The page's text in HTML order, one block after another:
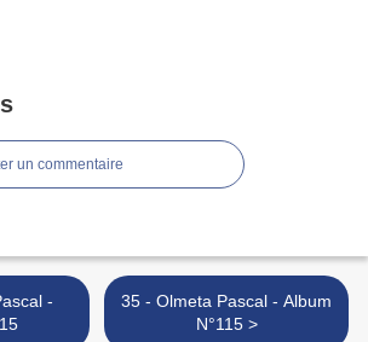
un commentaire
35 - Olmeta Pascal - Album
N°115 >